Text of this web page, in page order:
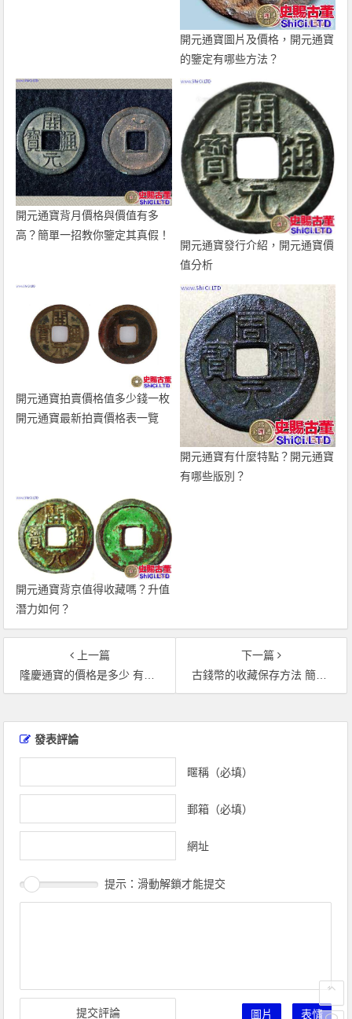
開元通寶圖片及價格，開元通寶
的鑒定有哪些方法？
開元通寶背月價格與價值有多
高？簡單一招教你鑒定其真假！
開元通寶發行介紹，開元通寶價
值分析
開元通寶拍賣價格值多少錢一枚
開元通寶最新拍賣價格表一覽
開元通寶有什麼特點？開元通寶
有哪些版別？
開元通寶背京值得收藏嗎？升值
潛力如何？
上一篇
隆慶通寶的價格是多少 有什麼特徵
下一篇
古錢幣的收藏保存方法 簡單又實用！
發表評論
暱稱（必填）
郵箱（必填）
網址
提示：滑動解鎖才能提交
圖片 表情